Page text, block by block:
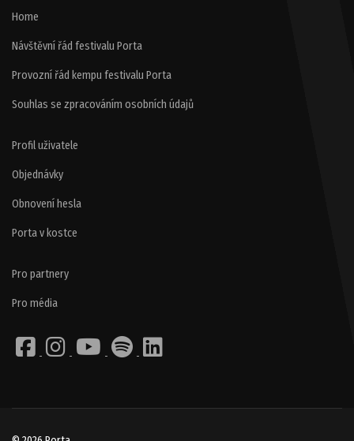
Home
Návštěvní řád festivalu Porta
Provozní řád kempu festivalu Porta
Souhlas se zpracováním osobních údajů
Profil uživatele
Objednávky
Obnovení hesla
Porta v kostce
Pro partnery
Pro média